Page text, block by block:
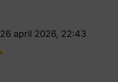
26 april 2026, 22:43